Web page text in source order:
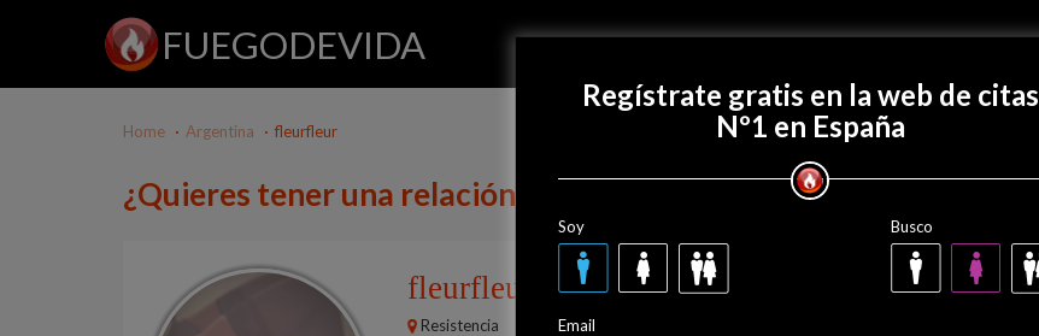
FUEGODEVIDA Regístrate gratis
Home Argentina fleurfleur
¿Quieres tener una relación con fleurfleur?
fleurfleur
41 años
Resistencia
Regístrate gratis en la web de citas
Nº1 en España
Soy Busco
Email